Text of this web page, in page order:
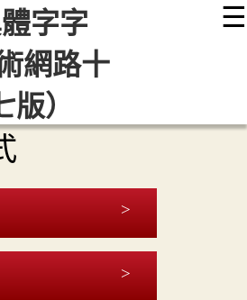
☰
編輯說明
站導覽